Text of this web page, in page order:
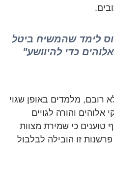
לימד שהמשיח ביטל
כדי להיוושע"
רובם, מלמדים באופן שגוי
אלוהים והורה לגויים
טוענים כי שמירת מצוות
זו הובילה לבלבול